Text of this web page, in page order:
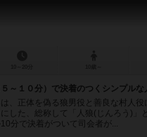
～１０分）で決着のつくシンプルな
は、正体を偽る狼男役と善良な村人役
した、総称して「人狼(じんろう)」
分で決着がついて司会者が...